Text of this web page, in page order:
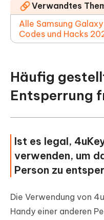
Verwandtes
Alle Samsung
Codes und Hacks
Häufig
Entsperrung
Ist es legal,
verwenden, um
Person zu
Die Verwendung von
Handy einer anderen